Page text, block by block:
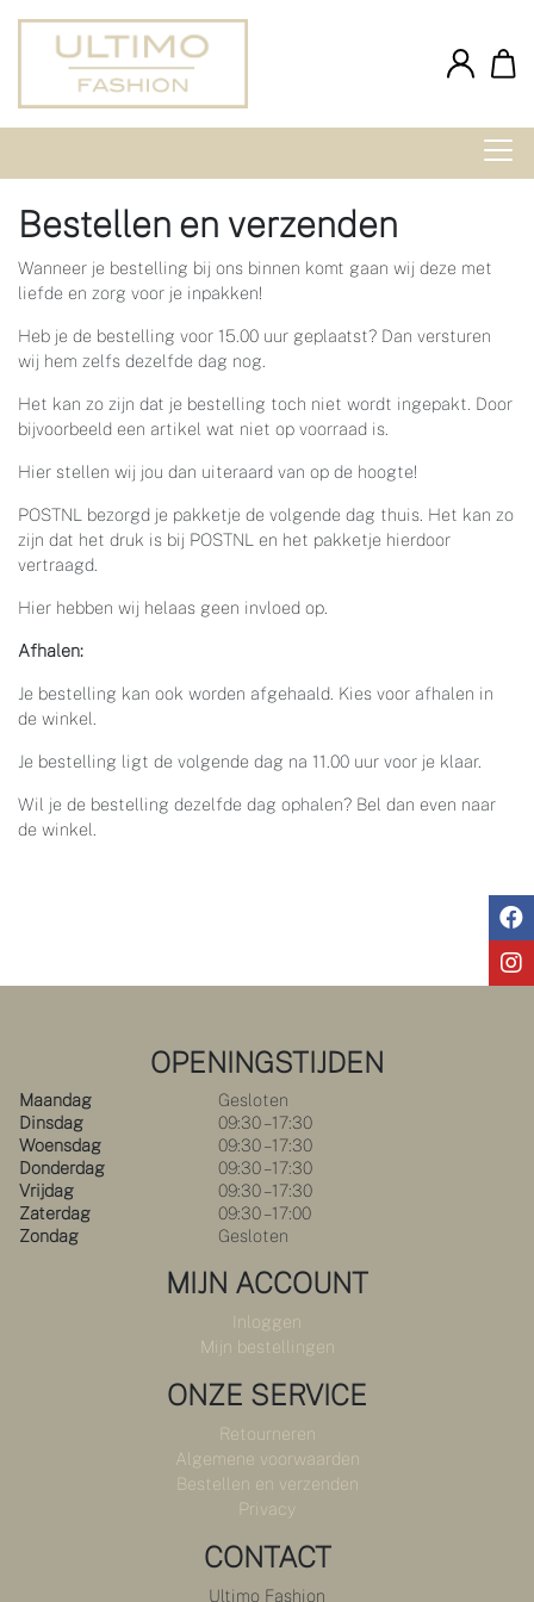
Bestellen en verzenden
Wanneer je bestelling bij ons binnen komt gaan wij deze met
liefde en zorg voor je inpakken!
Heb je de bestelling voor 15.00 uur geplaatst? Dan versturen
wij hem zelfs dezelfde dag nog.
Het kan zo zijn dat je bestelling toch niet wordt ingepakt. Door
bijvoorbeeld een artikel wat niet op voorraad is.
Hier stellen wij jou dan uiteraard van op de hoogte!
POSTNL bezorgd je pakketje de volgende dag thuis. Het kan zo
zijn dat het druk is bij POSTNL en het pakketje hierdoor
vertraagd.
Hier hebben wij helaas geen invloed op.
Afhalen:
Je bestelling kan ook worden afgehaald. Kies voor afhalen in
de winkel.
Je bestelling ligt de volgende dag na 11.00 uur voor je klaar.
Wil je de bestelling dezelfde dag ophalen? Bel dan even naar
de winkel.
OPENINGSTIJDEN
Maandag
Gesloten
Dinsdag
09:30 – 17:30
Woensdag
09:30 – 17:30
Donderdag
09:30 – 17:30
Vrijdag
09:30 – 17:30
Zaterdag
09:30 – 17:00
Zondag
Gesloten
MIJN ACCOUNT
Inloggen
Mijn bestellingen
ONZE SERVICE
Retourneren
Algemene voorwaarden
Bestellen en verzenden
Privacy
CONTACT
Ultimo Fashion